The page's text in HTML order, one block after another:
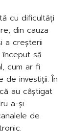
cu dificultăți
din cauza
a creșterii
să
cum ar fi
de investiții. În
au câștigat
a-și
de